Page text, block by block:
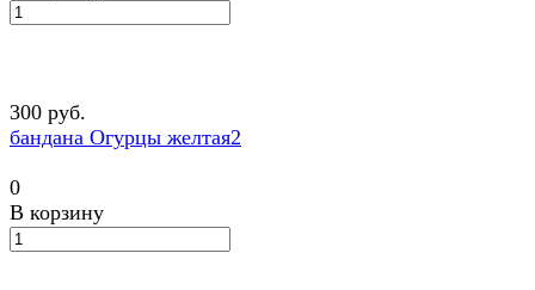
300 руб.
бандана Огурцы желтая2
0
В корзину